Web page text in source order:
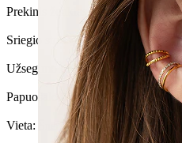
Prekinis ženklas:Bodymod Moments
Sriegio storis: 0,8 mm
Užsegimo tipas:L-formos
Papuošalo tipas:Šnervės auskaras
Vieta: Šnervės